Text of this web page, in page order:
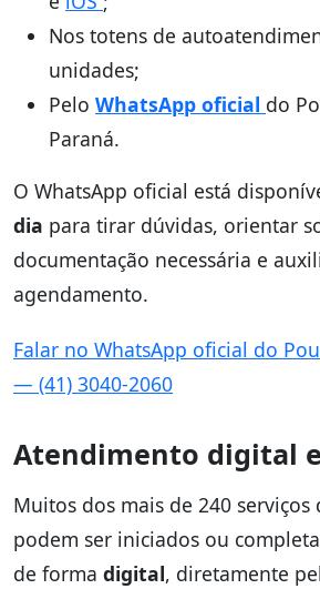
Nos totens de
unidades;
Pelo WhatsApp oficial do
Paraná.
O WhatsApp oficial está
dia para tirar dúvidas, orientar
documentação necessária e
agendamento.
Falar no WhatsApp oficial do
— (41) 3040-2060
Atendimento digital
Muitos dos mais de 240 serviços
podem ser iniciados ou
de forma digital, diretamente